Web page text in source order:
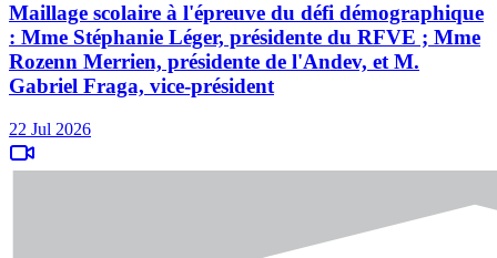
Maillage scolaire à l'épreuve du défi démographique
: Mme Stéphanie Léger, présidente du RFVE ; Mme
Rozenn Merrien, présidente de l'Andev, et M.
Gabriel Fraga, vice-président
22 Jul 2026